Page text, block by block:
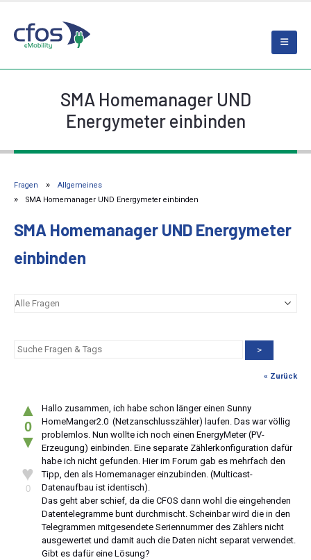
SMA Homemanager UND
Energymeter einbinden
Fragen
Allgemeines
SMA Homemanager UND Energymeter einbinden
SMA Homemanager UND Energymeter
einbinden
>
« Zurück
▲
0
▼
♥
0
Hallo zusammen, ich habe schon länger einen Sunny
HomeManger2.0 (Netzanschlusszähler) laufen. Das war völlig
problemlos. Nun wollte ich noch einen EnergyMeter (PV-
Erzeugung) einbinden. Eine separate Zählerkonfiguration dafür
habe ich nicht gefunden. Hier im Forum gab es mehrfach den
Tipp, den als Homemanager einzubinden. (Multicast-
Datenaufbau ist identisch).
Das geht aber schief, da die CFOS dann wohl die eingehenden
Datentelegramme bunt durchmischt. Scheinbar wird die in den
Telegrammen mitgesendete Seriennummer des Zählers nicht
ausgewertet und damit auch die Daten nicht separat verwendet.
Gibt es dafür eine Lösung?